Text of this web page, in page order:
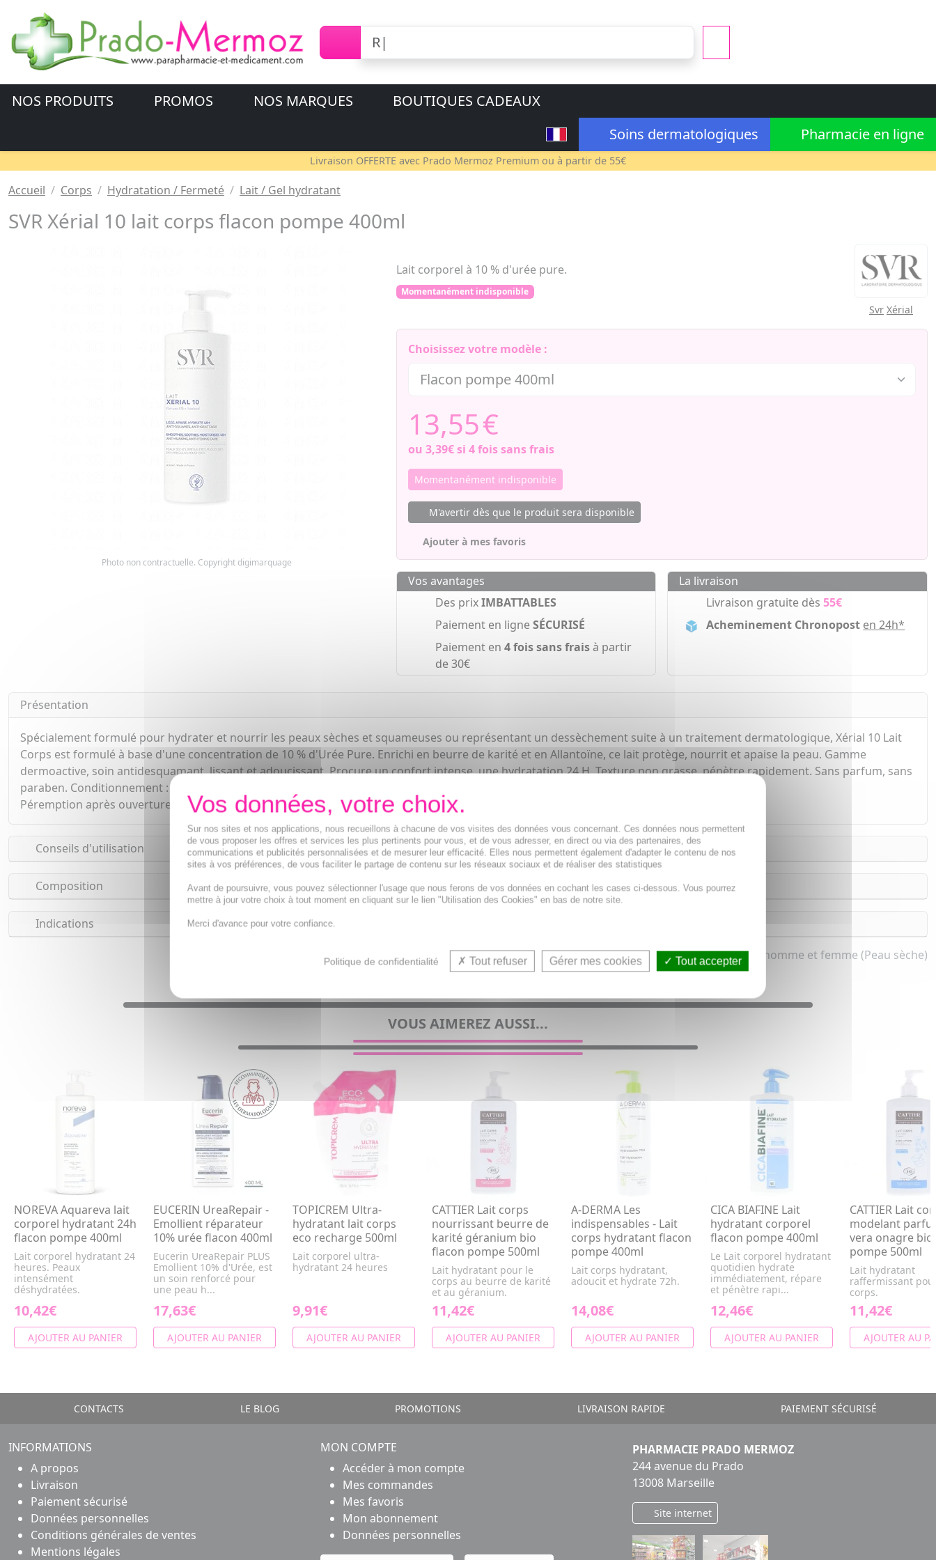
NOS PRODUITS PROMOS NOS MARQUES
BOUTIQUES CADEAUX
Soins dermatologiques
Pharmacie en ligne
Livraison OFFERTE avec Prado Mermoz Premium ou à partir de 55€
Accueil Corps Hydratation / Fermeté Lait / Gel hydratant
SVR Xérial 10 lait corps flacon pompe 400ml
Photo non contractuelle. Copyright digimarquage
Lait corporel à 10 % d'urée pure.
Momentanément indisponible
Svr Xérial
Choisissez votre modèle :
13,55€
ou 3,39€si 4 fois sans frais
Momentanément indisponible
M'avertir dès que le produit sera disponible
Ajouter à mes favoris
Vos avantages
Des prixIMBATTABLES
Paiement en ligneSÉCURISÉ
Paiement en 4 fois sans fraisà partir
de 30€
La livraison
Livraison gratuite dès55€
Acheminement Chronopost en 24h*
Présentation
Spécialement formulé pour hydrater et nourrir les peaux sèches et squameuses ou représentant un dessèchement suite à un traitement dermatologique, Xérial 10 Lait
Corps est formulé à base d'une concentration de 10 % d'Urée Pure. Enrichi en beurre de karité et en Allantoïne, ce lait protège, nourrit et apaise la peau. Gamme
dermoactive, soin antidesquamant, lissant et adoucissant. Procure un confort intense, une hydratation 24 H. Texture non grasse, pénètre rapidement. Sans parfum, sans
paraben. Conditionnement : tube plastique (200 ml), flacon pompe (500 ml).
Péremption après ouverture : 12 mois.
Conseils d'utilisation
Composition
Indications
Lait hydratant pour homme et femme (Peau sèche)
VOUS AIMEREZ AUSSI...
NOREVA Aquareva lait
corporel hydratant 24h
flacon pompe 400ml
Lait corporel hydratant 24
heures. Peaux
intensément
déshydratées.
10,42€
AJOUTER AU PANIER
EUCERIN UreaRepair -
Emollient réparateur
10% urée flacon 400ml
Eucerin UreaRepair PLUS
Emollient 10% d'Urée, est
un soin renforcé pour
une peau h...
17,63€
AJOUTER AU PANIER
TOPICREM Ultra-
hydratant lait corps
eco recharge 500ml
Lait corporel ultra-
hydratant 24 heures
9,91€
AJOUTER AU PANIER
CATTIER Lait corps
nourrissant beurre de
karité géranium bio
flacon pompe 500ml
Lait hydratant pour le
corps au beurre de karité
et au géranium.
11,42€
AJOUTER AU PANIER
A-DERMA Les
indispensables - Lait
corps hydratant flacon
pompe 400ml
Lait corps hydratant,
adoucit et hydrate 72h.
14,08€
AJOUTER AU PANIER
CICA BIAFINE Lait
hydratant corporel
flacon pompe 400ml
Le Lait corporel hydratant
quotidien hydrate
immédiatement, répare
et pénètre rapi...
12,46€
AJOUTER AU PANIER
CATTIER Lait
modelant
vera onagre
pompe 500ml
Lait hydratant
raffermissant
corps.
11,42€
AJOUTER AU
CONTACTS LE BLOG PROMOTIONS LIVRAISON RAPIDE PAIEMENT SÉCURISÉ
INFORMATIONS
A propos
Livraison
Paiement sécurisé
Données personnelles
Conditions générales de ventes
Mentions légales
MON COMPTE
Accéder à mon compte
Mes commandes
Mes favoris
Mon abonnement
Données personnelles
PHARMACIE PRADO MERMOZ
244 avenue du Prado
13008 Marseille
Site internet
Sur nos sites et nos applications, nous recueillons à chacune de vos visites des données vous concernant. Ces données nous permettent
de vous proposer les offres et services les plus pertinents pour vous, et de vous adresser, en direct ou via des partenaires, des
communications et publicités personnalisées et de mesurer leur efficacité. Elles nous permettent également d'adapter le contenu de nos
sites à vos préférences, de vous faciliter le partage de contenu sur les réseaux sociaux et de réaliser des statistiques
Avant de poursuivre, vous pouvez sélectionner l'usage que nous ferons de vos données en cochant les cases ci-dessous. Vous pourrez
mettre à jour votre choix à tout moment en cliquant sur le lien "Utilisation des Cookies" en bas de notre site.
Merci d'avance pour votre confiance.
Politique de confidentialité Tout refuser Gérer mes cookies Tout accepter